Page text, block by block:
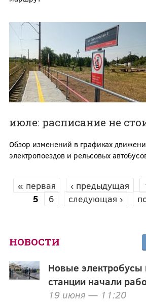
июле: расписание не
Обзор изменений в графиках
электропоездов и рельсовых
СТРАНИЦЫ
« первая ‹ предыдущая
5
6 следующая ›
НОВОСТИ
Новые электробусы
станции начали
19 июня — 11:20